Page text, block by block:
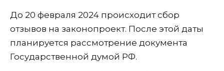
До 20 февраля 2024 происходит сбор
отзывов на законопроект. После этой даты
планируется рассмотрение документа
Государственной думой РФ.